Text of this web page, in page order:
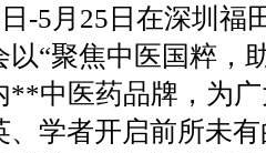
-5月25日在深圳福
“聚焦中医国粹，
**中医药品牌，为
、学者开启前所未